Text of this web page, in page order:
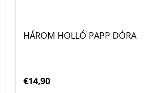
HÁROM HOLLÓ PAPP DÓRA
€14,90